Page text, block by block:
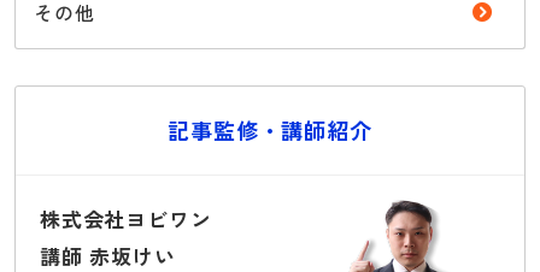
その他
記事監修・講師紹介
株式会社ヨビワン
講師 赤坂けい